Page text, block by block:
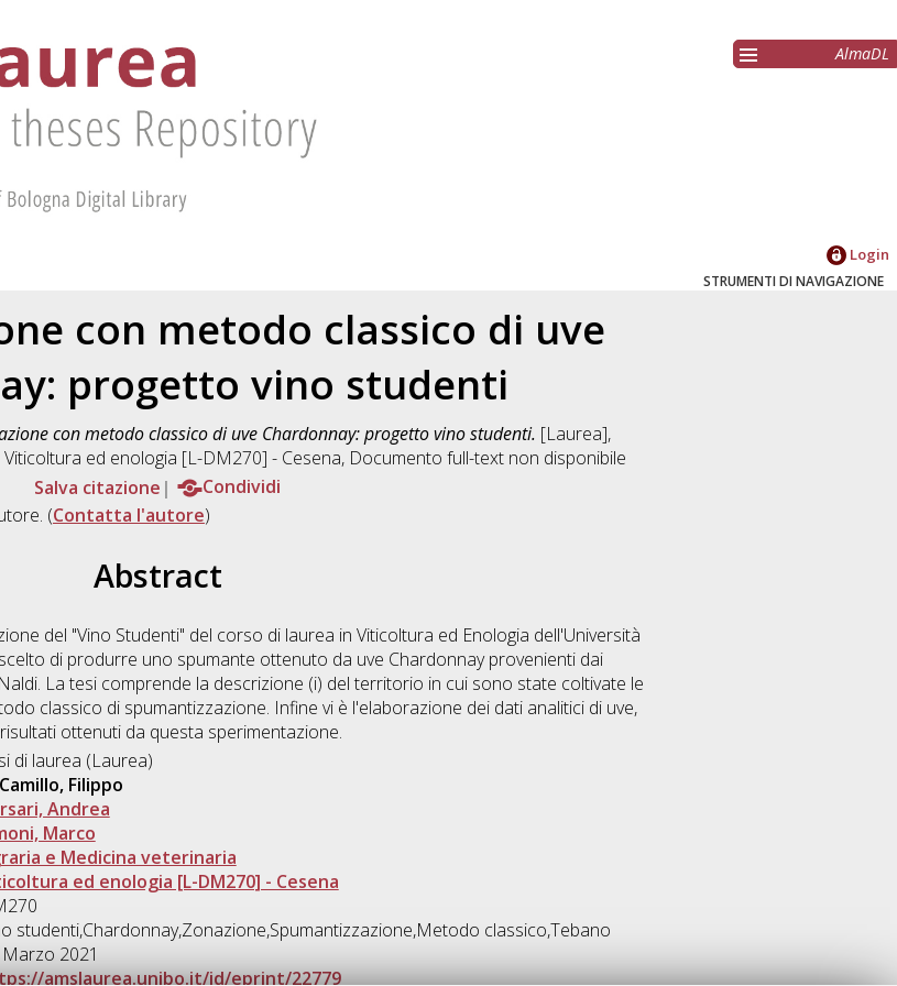
AlmaDL
Login
STRUMENTI DI NAVIGAZIONE
con metodo classico di uve
progetto vino studenti
con metodo classico di uve Chardonnay: progetto vino studenti. [Laurea],
Viticoltura ed enologia [L-DM270] - Cesena, Documento full-text non disponibile
Salva citazione
Condividi
(Contatta l'autore)
Abstract
del "Vino Studenti" del corso di laurea in Viticoltura ed Enologia dell'Università
di produrre uno spumante ottenuto da uve Chardonnay provenienti dai
La tesi comprende la descrizione (i) del territorio in cui sono state coltivate le
classico di spumantizzazione. Infine vi è l'elaborazione dei dati analitici di uve,
ottenuti da questa sperimentazione.
di laurea (Laurea)
Filippo
Andrea
Marco
e Medicina veterinaria
ed enologia [L-DM270] - Cesena
studenti,Chardonnay,Zonazione,Spumantizzazione,Metodo classico,Tebano
2021
amslaurea.unibo.it/id/eprint/22779